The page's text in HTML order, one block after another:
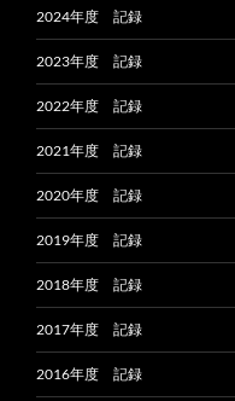
2024年度 記録
2023年度 記録
2022年度 記録
2021年度 記録
2020年度 記録
2019年度 記録
2018年度 記録
2017年度 記録
2016年度 記録